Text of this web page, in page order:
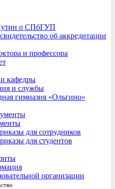
о СПбГУП
об аккредитации
и профессора
кафедры
и службы
гимназия «Ольгино»
для сотрудников
для студентов
организации